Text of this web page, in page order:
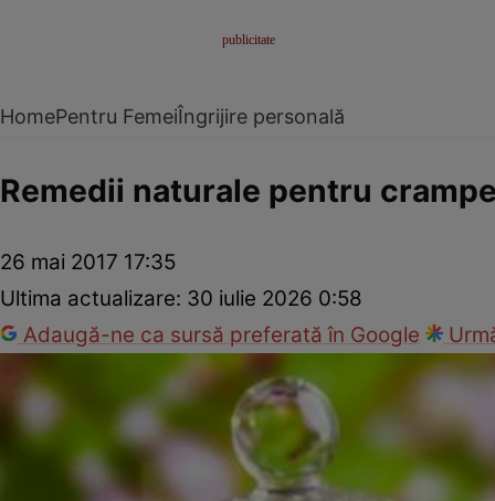
HomePentru FemeiÎngrijire personală
Remedii naturale pentru
26 mai 2017 17:35
Ultima actualizare: 30 iulie 2026 0:58
Adaugă-ne ca sursă preferată în Google